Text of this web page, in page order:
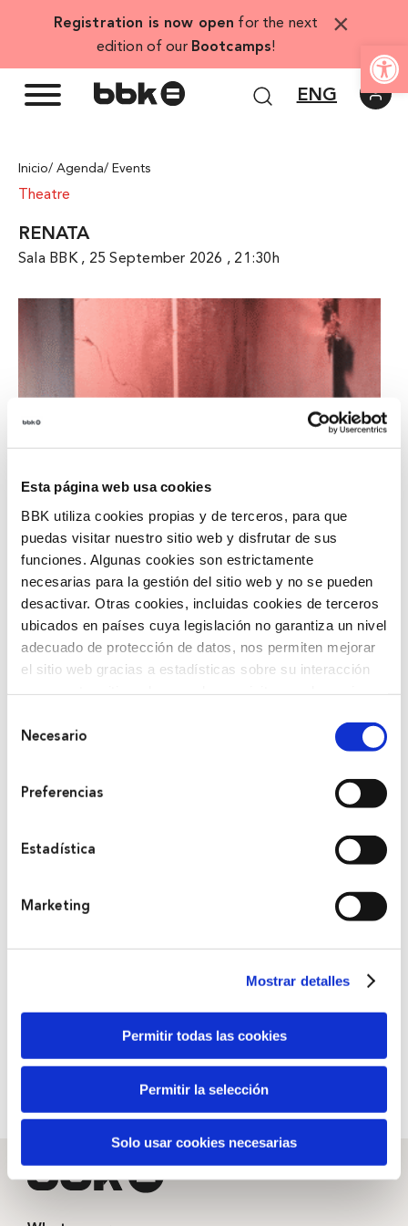
Esta página web usa cookies
BBK utiliza cookies propias y de terceros, para que
puedas visitar nuestro sitio web y disfrutar de sus
funciones. Algunas cookies son estrictamente
necesarias para la gestión del sitio web y no se pueden
desactivar. Otras cookies, incluidas cookies de terceros
ubicados en países cuya legislación no garantiza un nivel
adecuado de protección de datos, nos permiten mejorar
el sitio web gracias a estadísticas sobre su interacción
el uso que haga del sitio web con nuestros partners de
información que les haya proporcionado o que hayan
recopilado a partir del uso que haya hecho de sus
preferencias.
Necesario
Preferencias
Estadística
Marketing
Mostrar detalles
Permitir todas las cookies
Permitir la selección
Solo usar cookies necesarias
Registration is now open for the next
edition of our Bootcamps!
×
ENG
Inicio/ Agenda/ Events
Theatre
RENATA
Sala BBK , 25 September 2026 , 21:30h
Buy ticket
Yes, Renata dies and resurrects: this week she has done
it 115 times. A mystery to the scientific community; a
You can download the play’s dossierHERE.